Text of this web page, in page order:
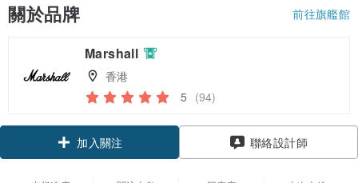
關於品牌 前往旗艦館
Marshall
香港
5 (94)
領優惠券
加入關注 聯絡設計師